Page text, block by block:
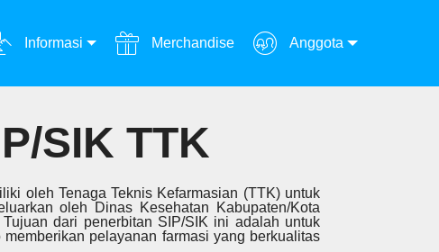
Informasi Merchandise Anggota
SIK TTK
oleh Tenaga Teknis Kefarmasian (TTK) untuk
oleh Dinas Kesehatan Kabupaten/Kota
dari penerbitan SIP/SIK ini adalah untuk
pelayanan farmasi yang berkualitas